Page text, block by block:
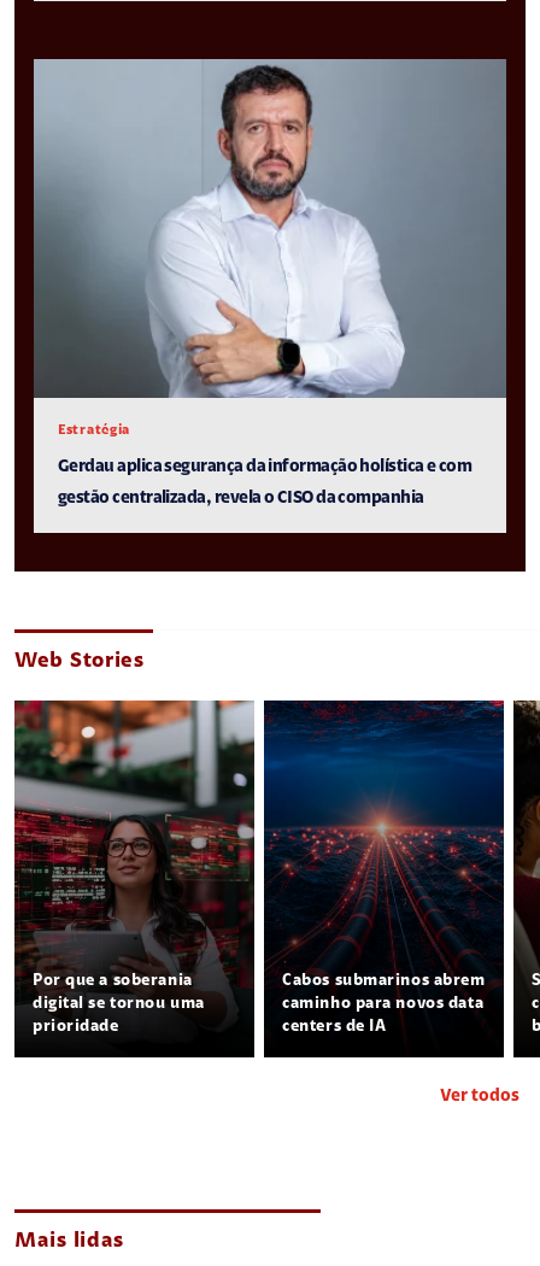
Estratégia
Gerdau aplica segurança da informação holística e com
gestão centralizada, revela o CISO da companhia
Web Stories
Por que a soberania
digital se tornou uma
prioridade
Cabos submarinos abrem
caminho para novos data
centers de IA
Ver todos
Mais lidas